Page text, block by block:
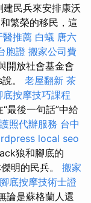
民兵來安排康沃
繁榮的移民，這
醫推薦 白蟻 唐六
胞證 搬家公司費
開放社會基金會
。 老屋翻新 茶
底按摩技巧課程
最後一句話”中給
照代辦服務 台中
local seo
狼和腳底的
明的民兵。 搬家
腳底按摩技術士證
論是蘇格蘭人還